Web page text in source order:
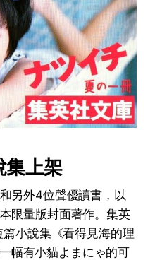
集上架
另外4位聲優讀書，以
限量版封面著作。集英
小說集《看得見海的理
幅有小貓よまにゃ的可